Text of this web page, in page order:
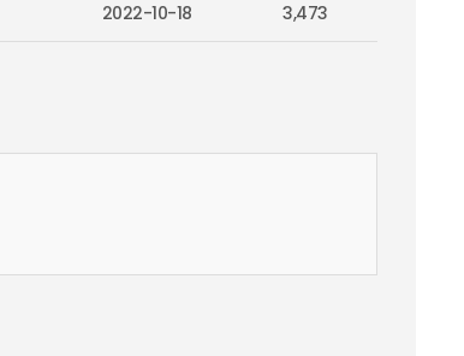
2022-10-18 3,473